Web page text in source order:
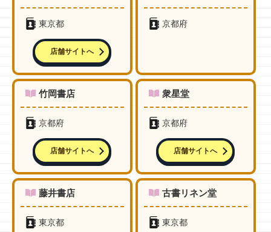
東京都
店舗サイトへ
京都府
竹岡書店
京都府
店舗サイトへ
衆星堂
京都府
店舗サイトへ
藤井書店
東京都
古書リネン堂
東京都